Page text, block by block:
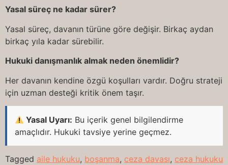
Yasal süreç ne kadar sürer?
Yasal süreç, davanın türüne göre değişir. Birkaç aydan
birkaç yıla kadar sürebilir.
Hukuki danışmanlık almak neden önemlidir?
Her davanın kendine özgü koşulları vardır. Doğru strateji
için uzman desteği kritik önem taşır.
Yasal Uyarı: Bu içerik genel bilgilendirme
amaçlıdır. Hukuki tavsiye yerine geçmez.
Tagged aile hukuku, boşanma, ceza davası, ceza hukuku